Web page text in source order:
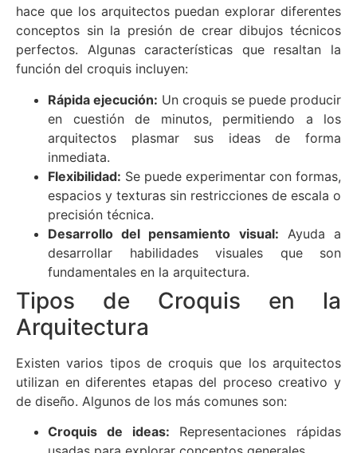
hace que los arquitectos puedan explorar diferentes
conceptos sin la presión de crear dibujos técnicos
perfectos. Algunas características que resaltan la
función del croquis incluyen:
Rápida ejecución: Un croquis se puede producir
en cuestión de minutos, permitiendo a los
arquitectos plasmar sus ideas de forma
inmediata.
Flexibilidad: Se puede experimentar con formas,
espacios y texturas sin restricciones de escala o
precisión técnica.
Desarrollo del pensamiento visual: Ayuda a
desarrollar habilidades visuales que son
fundamentales en la arquitectura.
Tipos de Croquis en la
Arquitectura
Existen varios tipos de croquis que los arquitectos
utilizan en diferentes etapas del proceso creativo y
de diseño. Algunos de los más comunes son:
Croquis de ideas: Representaciones rápidas